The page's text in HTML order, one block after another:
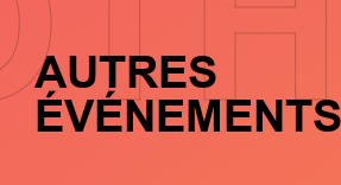
AUTRES
ÉVÉNEMENTS